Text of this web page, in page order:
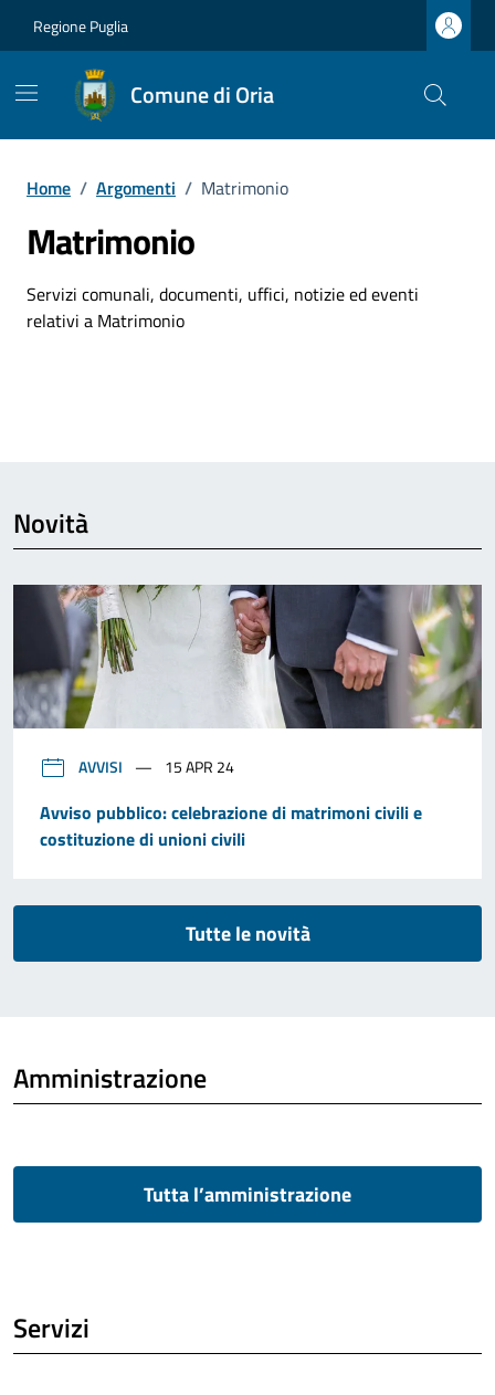
Regione Puglia
Comune di Oria
Home / Argomenti / Matrimonio
Matrimonio
Dettagli dell'argomento
Servizi comunali, documenti, uffici, notizie ed eventi
relativi a Matrimonio
Novità
AVVISI 15 APR 24
Avviso pubblico: celebrazione di matrimoni civili e
costituzione di unioni civili
Tutte le novità
Amministrazione
Tutta l’amministrazione
Servizi